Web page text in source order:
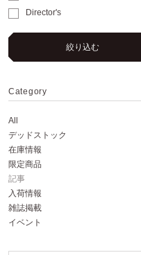
Director's
絞り込む
Category
All
デッドストック
在庫情報
限定商品
記事
入荷情報
雑誌掲載
イベント